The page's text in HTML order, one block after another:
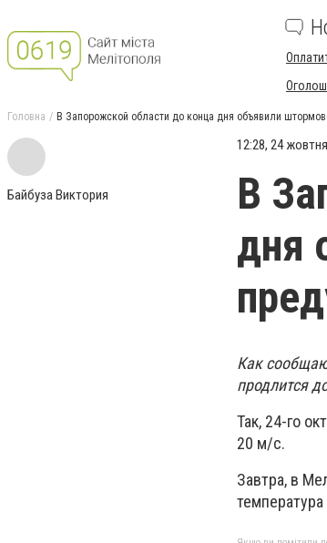
Головна В Запорожской области до конца дня объявили
Байбуза Виктория
12:28, 24
В
дня
Как
продлится
Так, 24-го
20 м/с.
Завтра, в